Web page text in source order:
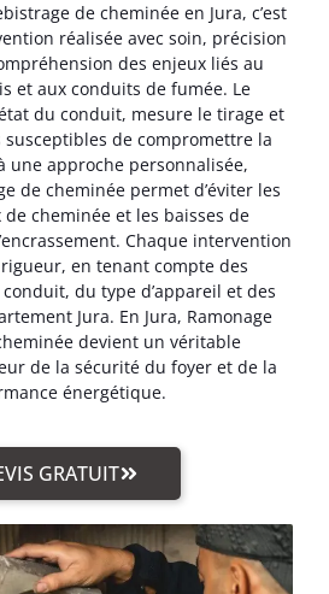
de cheminée en Jura, c’est
réalisée avec soin, précision
des enjeux liés au
et aux conduits de fumée. Le
du conduit, mesure le tirage et
de compromettre la
une approche personnalisée,
de cheminée permet d’éviter les
cheminée et les baisses de
Chaque intervention
en tenant compte des
du type d’appareil et des
Jura. En Jura, Ramonage
devient un véritable
de la sécurité du foyer et de la
énergétique.
GRATUIT